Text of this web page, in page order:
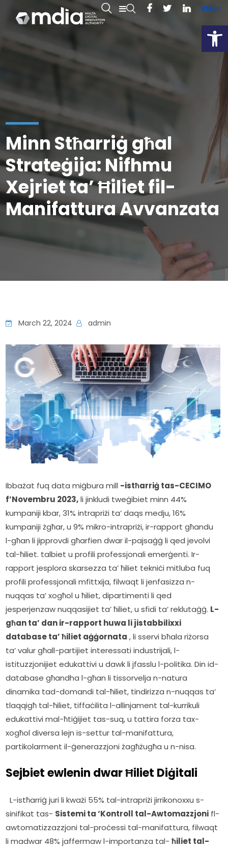
ENMT
Minn Stħarriġ għal
Strateġija: Nifhmu
Xejriet ta’ Ħiliet fil-
Manifattura Avvanzata
March 22, 2024 admin
Ibbażat fuq data miġbura mill -istħarriġ tas-CECIMO
f’Novembru 2023, li jinkludi tweġibiet minn 44%
kumpaniji kbar, 31% intrapriżi ta’ daqs medju, 16%
kumpaniji żgħar, u 9% mikro-intrapriżi, ir-rapport għandu
l-għan li jipprovdi għarfien dwar il-pajsaġġ li qed jevolvi
tal-ħiliet. talbiet u profili professjonali emerġenti. Ir-
rapport jesplora skarsezza ta’ ħiliet tekniċi mitluba fuq
profili professjonali mfittxija, filwaqt li jenfasizza n-
nuqqas ta’ xogħol u ħiliet, dipartimenti li qed
jesperjenzaw nuqqasijiet ta’ ħiliet, u sfidi ta’ reklutaġġ. L-
għan ta’ dan ir-rapport huwa li jistabbilixxi
database ta’ ħiliet aġġornata , li sservi bħala riżorsa
ta’ valur għall-partijiet interessati industrijali, l-
istituzzjonijiet edukattivi u dawk li jfasslu l-politika. Din id-
database għandha l-għan li tissorvelja n-natura
dinamika tad-domandi tal-ħiliet, tindirizza n-nuqqas ta’
tlaqqigħ tal-ħiliet, tiffaċilita l-allinjament tal-kurrikuli
edukattivi mal-ħtiġijiet tas-suq, u tattira forza tax-
xogħol diversa lejn is-settur tal-manifattura,
partikolarment il-ġenerazzjoni żagħżugħa u n-nisa.
Sejbiet ewlenin dwar Ħiliet Diġitali
  L-istħarriġ juri li kważi 55% tal-intrapriżi jirrikonoxxu s-
sinifikat tas- Sistemi ta ‘Kontroll tal-Awtomazzjoni fl-
awtomatizzazzjoni tal-proċessi tal-manifattura, filwaqt
li madwar 48% jaffermaw l-importanza tal- ħiliet tal-